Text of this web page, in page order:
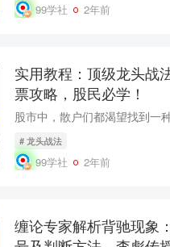
99学社 2年前
实用教程：顶级龙头战
票攻略，股民必学！
# 龙头战法
99学社 2年前
缠论专家解析背驰现象